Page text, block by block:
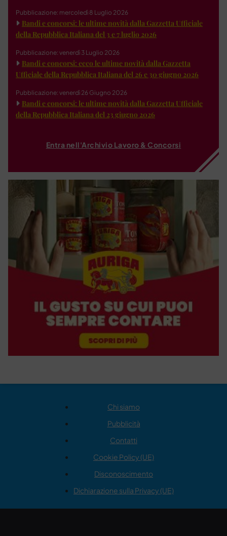
Pubblicazione: mercoledì 8 Luglio 2026
Bandi e concorsi: le ultime novità dalla Gazzetta Ufficiale
della Repubblica Italiana del 3 e 7 luglio 2026
Pubblicazione: venerdì 3 Luglio 2026
Bandi e concorsi: ecco le ultime novità dalla Gazzetta
Ufficiale della Repubblica Italiana del 26 e 30 giugno 2026
Pubblicazione: venerdì 26 Giugno 2026
Bandi e concorsi: le ultime novità dalla Gazzetta Ufficiale
della Repubblica Italiana del 23 giugno 2026
Entra nell'Archivio Lavoro & Concorsi
Chi siamo
Pubblicità
Contatti
Cookie Policy (UE)
Disconoscimento
Dichiarazione sulla Privacy (UE)